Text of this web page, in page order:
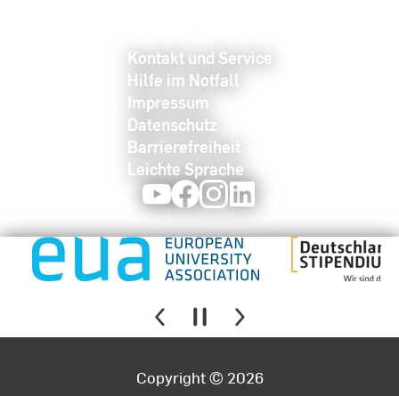
Kontakt und Service
Hilfe im Notfall
Impressum
Datenschutz
Barrierefreiheit
Leichte Sprache
YoutubeFacebookInstagram
Copyright © 2026